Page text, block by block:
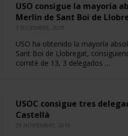
USO consigue la mayoría
Merlin de Sant Boi de
3 DICIEMBRE, 2019
USO ha obtenido la mayoría
Sant Boi de Llobregat,
comité de 13, 3 delegados …
USOC consigue tres
Castellà
29 NOVIEMBRE, 2019